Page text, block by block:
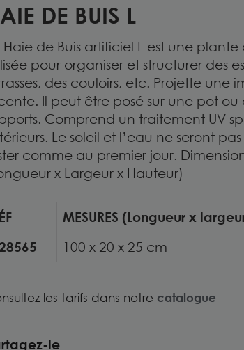
DE BUIS L
Haie de Buis artificiel L est une
pour organiser et structurer des
des couloirs, etc. Projette une
Il peut être posé sur une pot
Comprend un traitement UV
Le soleil et l’eau ne seront
comme au premier jour.
x Largeur x Hauteur)
MESURES (Longueur x
100 x 20 x 25 cm
les tarifs dans notre catalogue
le